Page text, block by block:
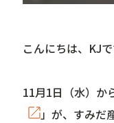
こんにちは、KJで
11月1日（水）か
」が、すみだ